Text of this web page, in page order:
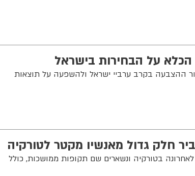
על הבחירות בישראל
ההצבעה בקרב ערביי ישראל ולהשפעה על תוצאות
חלק גדול מאנשיו מקטר לטורקיה
בטורקיה ונשארים שם תקופות ממושכות, כולל